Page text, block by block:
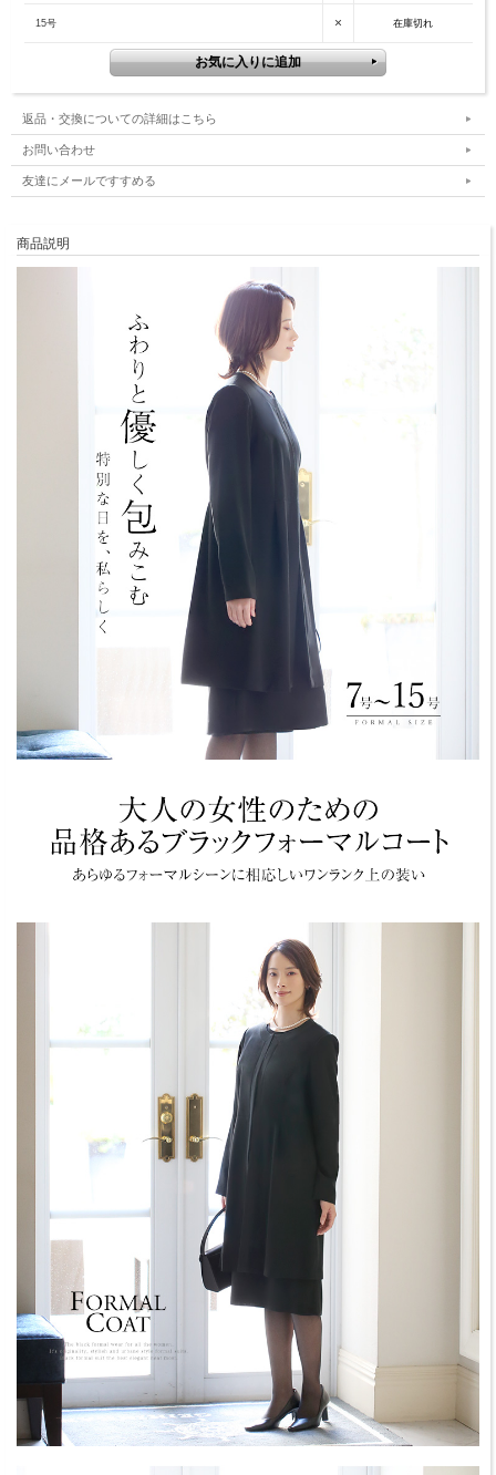
15号 × 在庫切れ
返品・交換についての詳細はこちら
お問い合わせ
友達にメールですすめる
商品説明